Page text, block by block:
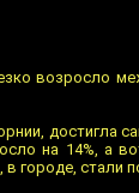
возросло
достигла
на 14%, а
в городе, стали